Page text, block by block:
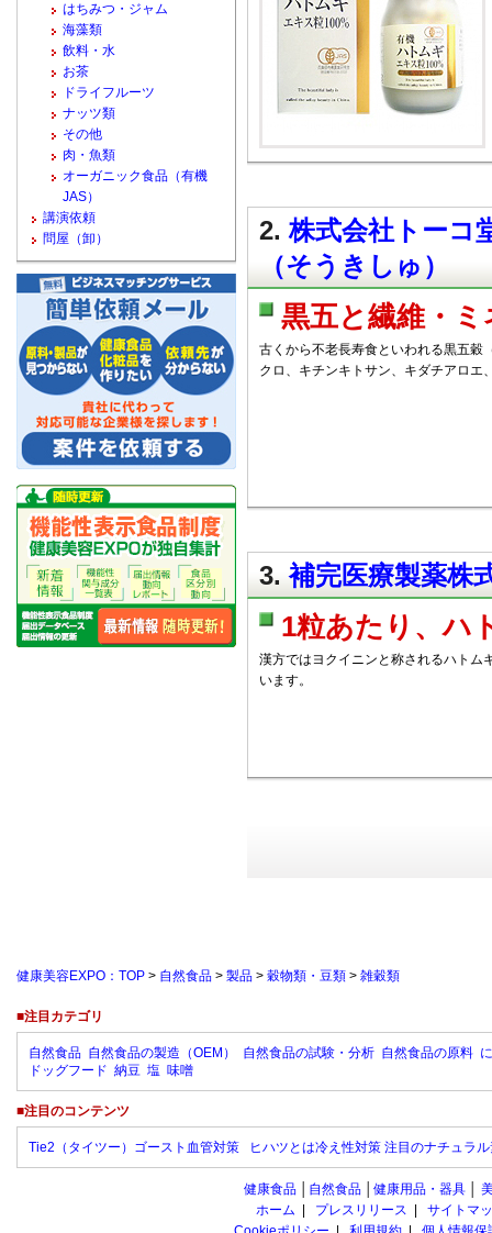
2.株式会社トーコ
（そうきしゅ）
黒五と繊維・
古くから不老長寿食といわれる黒五穀
クロ、キチンキトサン、キダチアロエ
3.補完医療製薬株
1粒あたり、ハ
漢方ではヨクイニンと称されるハトム
います。
はちみつ・ジャム
海藻類
飲料・水
お茶
ドライフルーツ
ナッツ類
その他
肉・魚類
オーガニック食品（有機
JAS）
講演依頼
問屋（卸）
健康美容EXPO：TOP > 自然食品 > 製品 > 穀物類・豆類 > 雑穀類
■注目カテゴリ
自然食品 自然食品の製造（OEM） 自然食品の試験・分析 自然食品の原料
ドッグフード 納豆 塩 味噌
■注目のコンテンツ
Tie2（タイツー）ゴースト血管対策 ヒハツとは冷え性対策 注目のナチュラ
健康食品 自然食品 健康用品・器具
ホーム
プレスリリース
サイトマ